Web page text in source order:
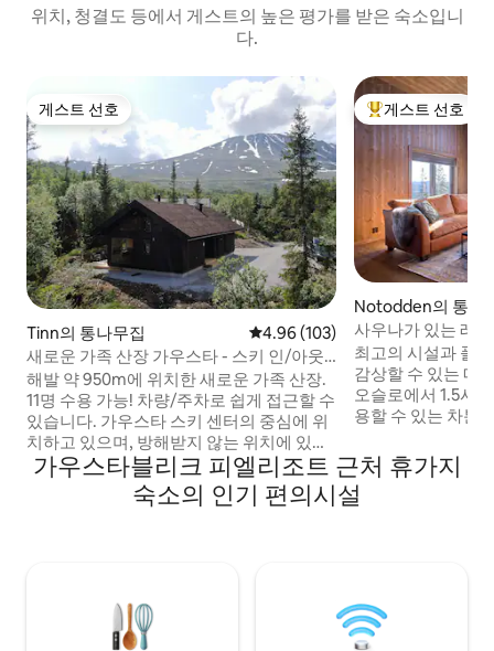
위치, 청결도 등에서 게스트의 높은 평가를 받은 숙소입니
다.
게스트 선호
게스트 선호
Tinn의 통나무집 평점 4.96점(5점 만점), 후기 103
4.96 (103)
새로운 가족 산장 가우스타 - 스키 인/아웃 -
침대 11개
해발 약 950m에 위치한 새로운 가족 산장.
11명 수용 가능! 차량/주차로 쉽게 접근할 수
있습니다. 가우스타 스키 센터의 중심에 위
치하고 있으며, 방해받지 않는 위치에 있습
니다. 크로스컨트리와 알파인 스키를 타고
오갈 수 있습니다. 가우스타산 전망! 1층: 넓
은 현관, 창고, 욕실, 별도의 화장실/세탁실,
180cm 더블 침대, 침실 4: 80cm 싱글 침대
상위 게스트 선호
게스트 선호
Notodden의 통나
사우나가 있는 레
최고의 시설과 폴
감상할 수 있는 매
오슬로에서 1.5시
용할 수 있는 차분
에 있습니다. 이곳
거, 수영, 낚시, 크
수 있는 자연과 가
1인당 20유로에 대
가우스타블리크 피엘리조트 근처 휴가지
숙소의 인기 편의시설